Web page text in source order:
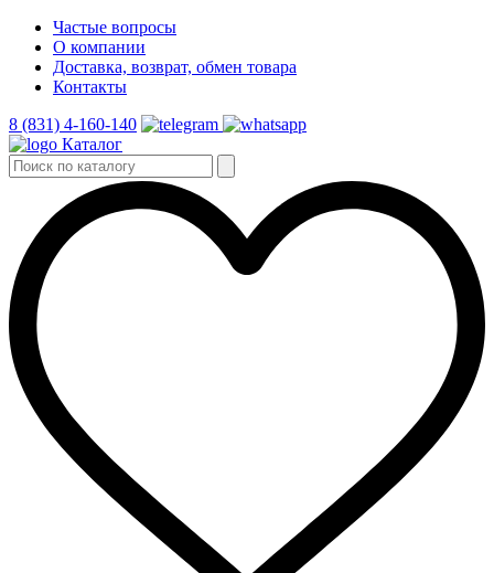
Частые вопросы
О компании
Доставка, возврат, обмен товара
Контакты
8 (831) 4-160-140
Каталог